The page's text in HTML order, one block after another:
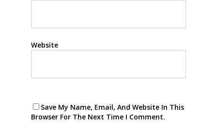
Website
Save My Name, Email, And Website In This
Browser For The Next Time I Comment.